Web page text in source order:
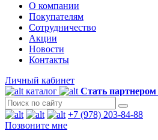
О компании
Покупателям
Сотрудничество
Акции
Новости
Контакты
Личный кабинет
каталог
Стать партнером
+7 (978) 203-84-88
Позвоните мне